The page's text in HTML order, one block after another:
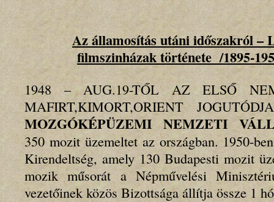
Az államosítás utáni időszakról –
filmszinházak története /1895-
1948 – AUG.19-TŐL AZ ELSŐ
MAFIRT,KIMORT,ORIENT
MOZGÓKÉPÜZEMI NEMZETI
350 mozit üzemeltet az országban. 1950-
Kirendeltség, amely 130 Budapesti mozit
mozik műsorát a Népművelési
vezetőinek közös Bizottsága állítja össze 1